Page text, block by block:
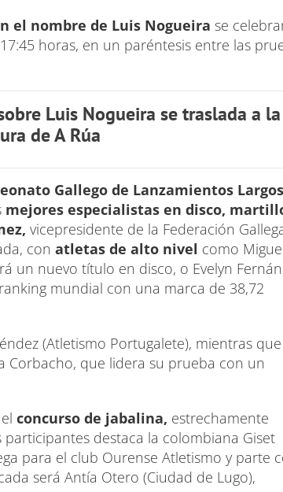
el nombre de Luis Nogueira se
horas, en un paréntesis entre las
Luis Nogueira se traslada a la
de A Rúa
Gallego de Lanzamientos Largos
mejores especialistas en disco,
vicepresidente de la Federación
con atletas de alto nivel como
un nuevo título en disco, o Evelyn
mundial con una marca de 38,72
(Atletismo Portugalete), mientras
Corbacho, que lidera su prueba con un
concurso de jabalina, estrechamente
destaca la colombiana Giset
para el club Ourense Atletismo y parte
será Antía Otero (Ciudad de Lugo),